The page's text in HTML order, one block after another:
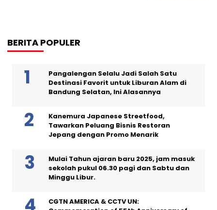
BERITA POPULER
Pangalengan Selalu Jadi Salah Satu
Destinasi Favorit untuk Liburan Alam di
Bandung Selatan, Ini Alasannya
Kanemura Japanese Streetfood,
Tawarkan Peluang Bisnis Restoran
Jepang dengan Promo Menarik
Mulai Tahun ajaran baru 2025, jam masuk
sekolah pukul 06.30 pagi dan Sabtu dan
Minggu Libur.
CGTN AMERICA & CCTV UN: